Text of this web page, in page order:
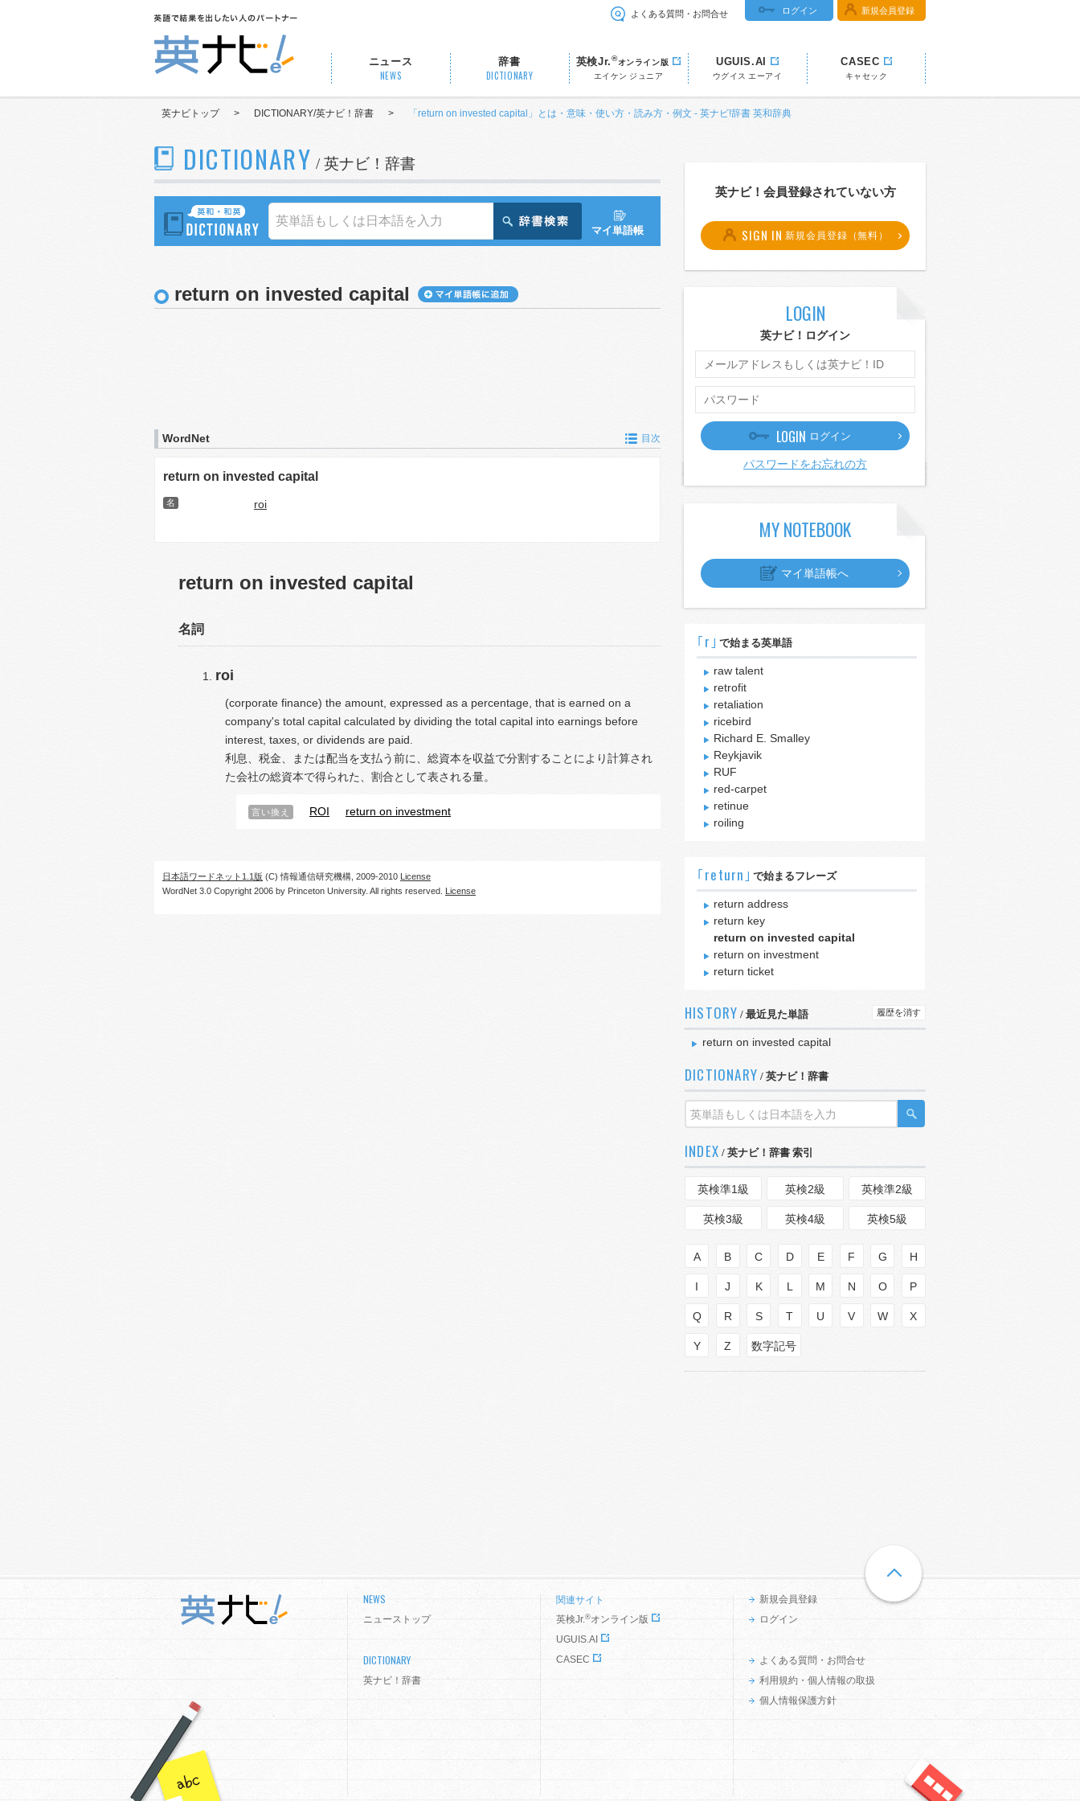
よくある質問・お問合せ ログイン 新規会員登録
ニュース
NEWS
辞書
DICTIONARY
英検Jr.®オンライン版
エイケン ジュニア
UGUIS.AI
ウグイス エーアイ
CASEC
キャセック
英ナビトップ > DICTIONARY/英ナビ！辞書 > 「return on invested capital」とは・意味・使い方・読み方・例文 - 英ナビ!辞書 英和辞典
DICTIONARY / 英ナビ！辞書
マイ単語帳
return on invested capital
WordNet 目次
return on invested capital
名 roi
return on invested capital
名詞
roi
(corporate finance) the amount, expressed as a percentage, that is earned on a
company's total capital calculated by dividing the total capital into earnings before
interest, taxes, or dividends are paid.
利息、税金、または配当を支払う前に、総資本を収益で分割することにより計算され
た会社の総資本で得られた、割合として表される量。
言い換え ROI return on investment
日本語ワードネット1.1版 (C) 情報通信研究機構, 2009-2010 License
WordNet 3.0 Copyright 2006 by Princeton University. All rights reserved. License
英ナビ！会員登録されていない方
SIGN IN 新規会員登録（無料）
LOGIN
英ナビ！ログイン
LOGIN ログイン
パスワードをお忘れの方
MY NOTEBOOK
マイ単語帳へ
｢r｣ で始まる英単語
raw talent
retrofit
retaliation
ricebird
Richard E. Smalley
Reykjavik
RUF
red-carpet
retinue
roiling
｢return｣ で始まるフレーズ
return address
return key
return on invested capital
return on investment
return ticket
HISTORY / 最近見た単語 履歴を消す
return on invested capital
DICTIONARY / 英ナビ！辞書
INDEX / 英ナビ！辞書 索引
英検準1級 英検2級 英検準2級
英検3級 英検4級 英検5級
A B C D E F G H
I J K L M N O P
Q R S T U V W X
Y Z 数字記号
NEWS
ニューストップ
DICTIONARY
英ナビ！辞書
関連サイト
英検Jr.®オンライン版
UGUIS.AI
CASEC
新規会員登録
ログイン
よくある質問・お問合せ
利用規約・個人情報の取扱
個人情報保護方針